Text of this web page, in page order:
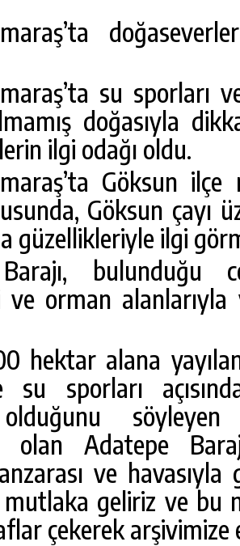
su sporları
doğasıyla
ilgi odağı oldu.
Göksun
Göksun çayı
güzellikleriyle ilgi
bulunduğu
orman alanlarıyla
hektar alana
sporları
söyleyen
olan Adatepe
ve
mutlaka geliriz ve bu
çekerek arşivimize
GÜNLÜK HABER AKIŞI
HAFIZLIK KIZ KUR’AN KURSU
DARENDE GEZISI.